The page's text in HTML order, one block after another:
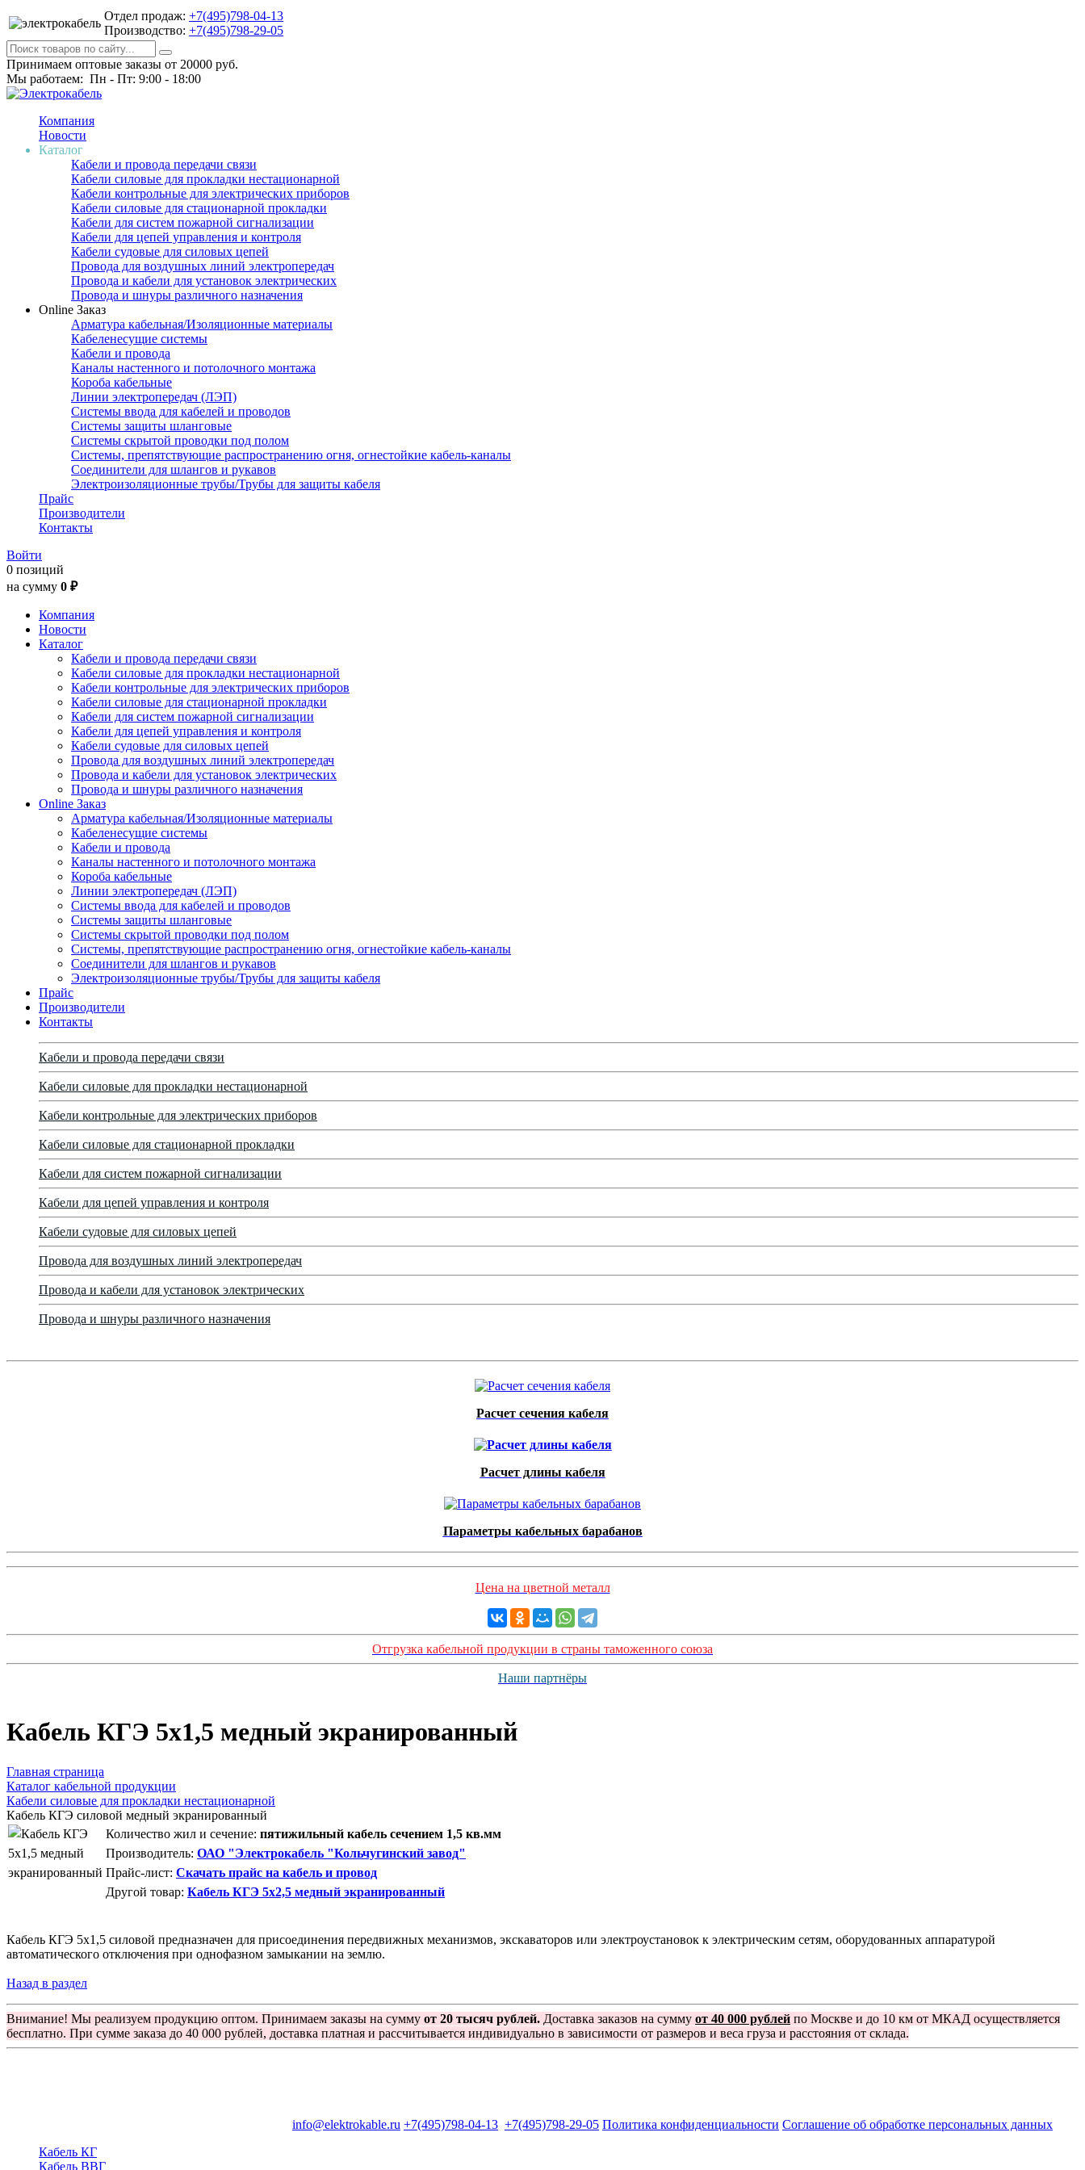
Отдел продаж: +7(495)798-04-13
Производство: +7(495)798-29-05
Принимаем оптовые заказы от 20000 руб.
Мы работаем: Пн - Пт: 9:00 - 18:00
Компания
Новости
Каталог
Кабели и провода передачи связи
Кабели силовые для прокладки нестационарной
Кабели контрольные для электрических приборов
Кабели силовые для стационарной прокладки
Кабели для систем пожарной сигнализации
Кабели для цепей управления и контроля
Кабели судовые для силовых цепей
Провода для воздушных линий электропередач
Провода и кабели для установок электрических
Провода и шнуры различного назначения
Online Заказ
Арматура кабельная/Изоляционные материалы
Кабеленесущие системы
Кабели и провода
Каналы настенного и потолочного монтажа
Короба кабельные
Линии электропередач (ЛЭП)
Системы ввода для кабелей и проводов
Системы защиты шланговые
Системы скрытой проводки под полом
Системы, препятствующие распространению огня, огнестойкие кабель-каналы
Соединители для шлангов и рукавов
Электроизоляционные трубы/Трубы для защиты кабеля
Прайс
Производители
Контакты
Войти
0 позиций
на сумму 0 ₽
Компания
Новости
Каталог
Кабели и провода передачи связи
Кабели силовые для прокладки нестационарной
Кабели контрольные для электрических приборов
Кабели силовые для стационарной прокладки
Кабели для систем пожарной сигнализации
Кабели для цепей управления и контроля
Кабели судовые для силовых цепей
Провода для воздушных линий электропередач
Провода и кабели для установок электрических
Провода и шнуры различного назначения
Online Заказ
Арматура кабельная/Изоляционные материалы
Кабеленесущие системы
Кабели и провода
Каналы настенного и потолочного монтажа
Короба кабельные
Линии электропередач (ЛЭП)
Системы ввода для кабелей и проводов
Системы защиты шланговые
Системы скрытой проводки под полом
Системы, препятствующие распространению огня, огнестойкие кабель-каналы
Соединители для шлангов и рукавов
Электроизоляционные трубы/Трубы для защиты кабеля
Прайс
Производители
Контакты
Кабели и провода передачи связи
Кабели силовые для прокладки нестационарной
Кабели контрольные для электрических приборов
Кабели силовые для стационарной прокладки
Кабели для систем пожарной сигнализации
Кабели для цепей управления и контроля
Кабели судовые для силовых цепей
Провода для воздушных линий электропередач
Провода и кабели для установок электрических
Провода и шнуры различного назначения
Расчет сечения кабеля
Расчет длины кабеля
Параметры кабельных барабанов
Цена на цветной металл
Отгрузка кабельной продукции в страны таможенного союза
Наши партнёры
Кабель КГЭ 5x1,5 медный экранированный
Главная страница
Каталог кабельной продукции
Кабели силовые для прокладки нестационарной
Кабель КГЭ силовой медный экранированный
Количество жил и сечение: пятижильный кабель сечением 1,5 кв.мм
Производитель: ОАО "Электрокабель "Кольчугинский завод"
Прайс-лист: Скачать прайс на кабель и провод
Другой товар: Кабель КГЭ 5x2,5 медный экранированный
Кабель КГЭ 5x1,5 силовой предназначен для присоединения передвижных механизмов, экскаваторов или электроустановок к электрическим сетям, оборудованных аппаратурой
автоматического отключения при однофазном замыкании на землю.
Назад в раздел
Внимание! Мы реализуем продукцию оптом. Принимаем заказы на сумму от 20 тысяч рублей. Доставка заказов на сумму от 40 000 рублей по Москве и до 10 км от МКАД осуществляется
бесплатно. При сумме заказа до 40 000 рублей, доставка платная и рассчитывается индивидуально в зависимости от размеров и веса груза и расстояния от склада.
info@elektrokable.ru +7(495)798-04-13 +7(495)798-29-05 Политика конфиденциальности Соглашение об обработке персональных данных
Кабель КГ
Кабель ВВГ